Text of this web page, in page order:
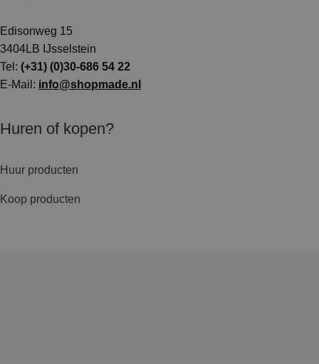
Edisonweg 15
3404LB IJsselstein
Tel: (+31) (0)30-686 54 22
E-Mail: info@shopmade.nl
Huren of kopen?
Huur producten
Koop producten